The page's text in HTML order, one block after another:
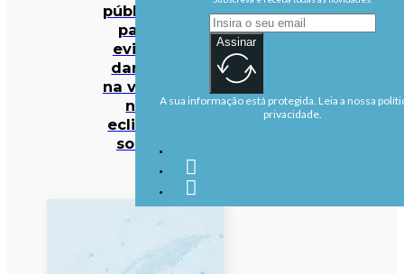
públicos
para
evitar
danos
na visão
no
eclipse
solar
Assinar
A sua informação está protegida. Leia a nossa
privacidade.